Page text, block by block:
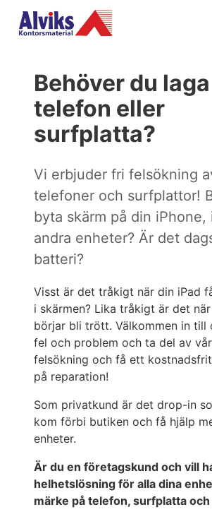
Behöver du
telefon eller
surfplatta?
Vi erbjuder fri felsökning
telefoner och surfplattor!
byta skärm på din iPhone,
andra enheter? Är det
batteri?
Visst är det tråkigt när din iPad
i skärmen? Lika tråkigt är det
börjar bli trött. Välkommen in till
fel och problem och ta del av
felsökning och få ett
på reparation!
S om privatkund är det drop-in
kom förbi butiken och få hjälp
enheter.
Ä r du en företagskund och vill
helhetslösning för alla dina
märke på telefon, surfplatta